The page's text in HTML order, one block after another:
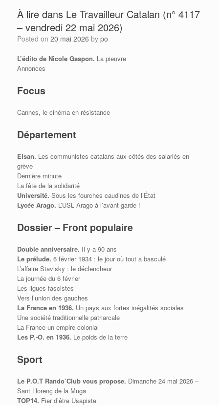
À lire dans Le Travailleur Catalan (n° 4117
– vendredi 22 mai 2026)
Posted on 20 mai 2026 by po
L’édito de Nicole Gaspon. La pieuvre
Annonces
Focus
Cannes, le cinéma en résistance
Département
Elsan. Les communistes catalans aux côtés des salariés en
grève
Dernière minute
La fête de la solidarité
Université. Sous les fourches caudines de l’État
Lycée Arago. L’USL Arago à l’avant garde !
Dossier – Front populaire
Double anniversaire. Il y a 90 ans
Le prélude. 6 février 1934 : le jour où tout a basculé
L’affaire Stavisky : le déclencheur
La journée du 6 février
Les ligues fascistes
Vers l’union des gauches
La France en 1936. Un pays aux fortes inégalités sociales
Une société traditionnelle patriarcale
La France un empire colonial
Les P.-O. en 1936. Le poids de la terre
Sport
Le P.O.T Rando’Club vous propose. Dimanche 24 mai 2026 –
Sant Llorenç de la Muga
TOP14. Fier d’être Usapiste